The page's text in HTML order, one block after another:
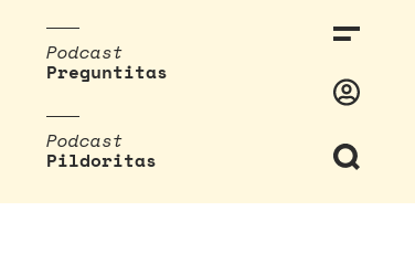
Podcast
Preguntitas
Podcast
Pildoritas